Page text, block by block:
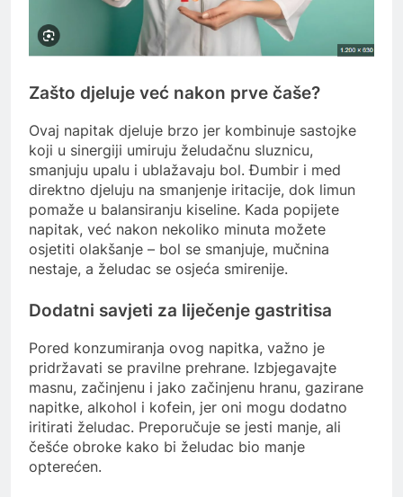
Zašto djeluje već nakon prve čaše?
Ovaj napitak djeluje brzo jer kombinuje sastojke
koji u sinergiji umiruju želudačnu sluznicu,
smanjuju upalu i ublažavaju bol. Đumbir i med
direktno djeluju na smanjenje iritacije, dok limun
pomaže u balansiranju kiseline. Kada popijete
napitak, već nakon nekoliko minuta možete
osjetiti olakšanje – bol se smanjuje, mučnina
nestaje, a želudac se osjeća smirenije.
Dodatni savjeti za liječenje gastritisa
Pored konzumiranja ovog napitka, važno je
pridržavati se pravilne prehrane. Izbjegavajte
masnu, začinjenu i jako začinjenu hranu, gazirane
napitke, alkohol i kofein, jer oni mogu dodatno
iritirati želudac. Preporučuje se jesti manje, ali
češće obroke kako bi želudac bio manje
opterećen.